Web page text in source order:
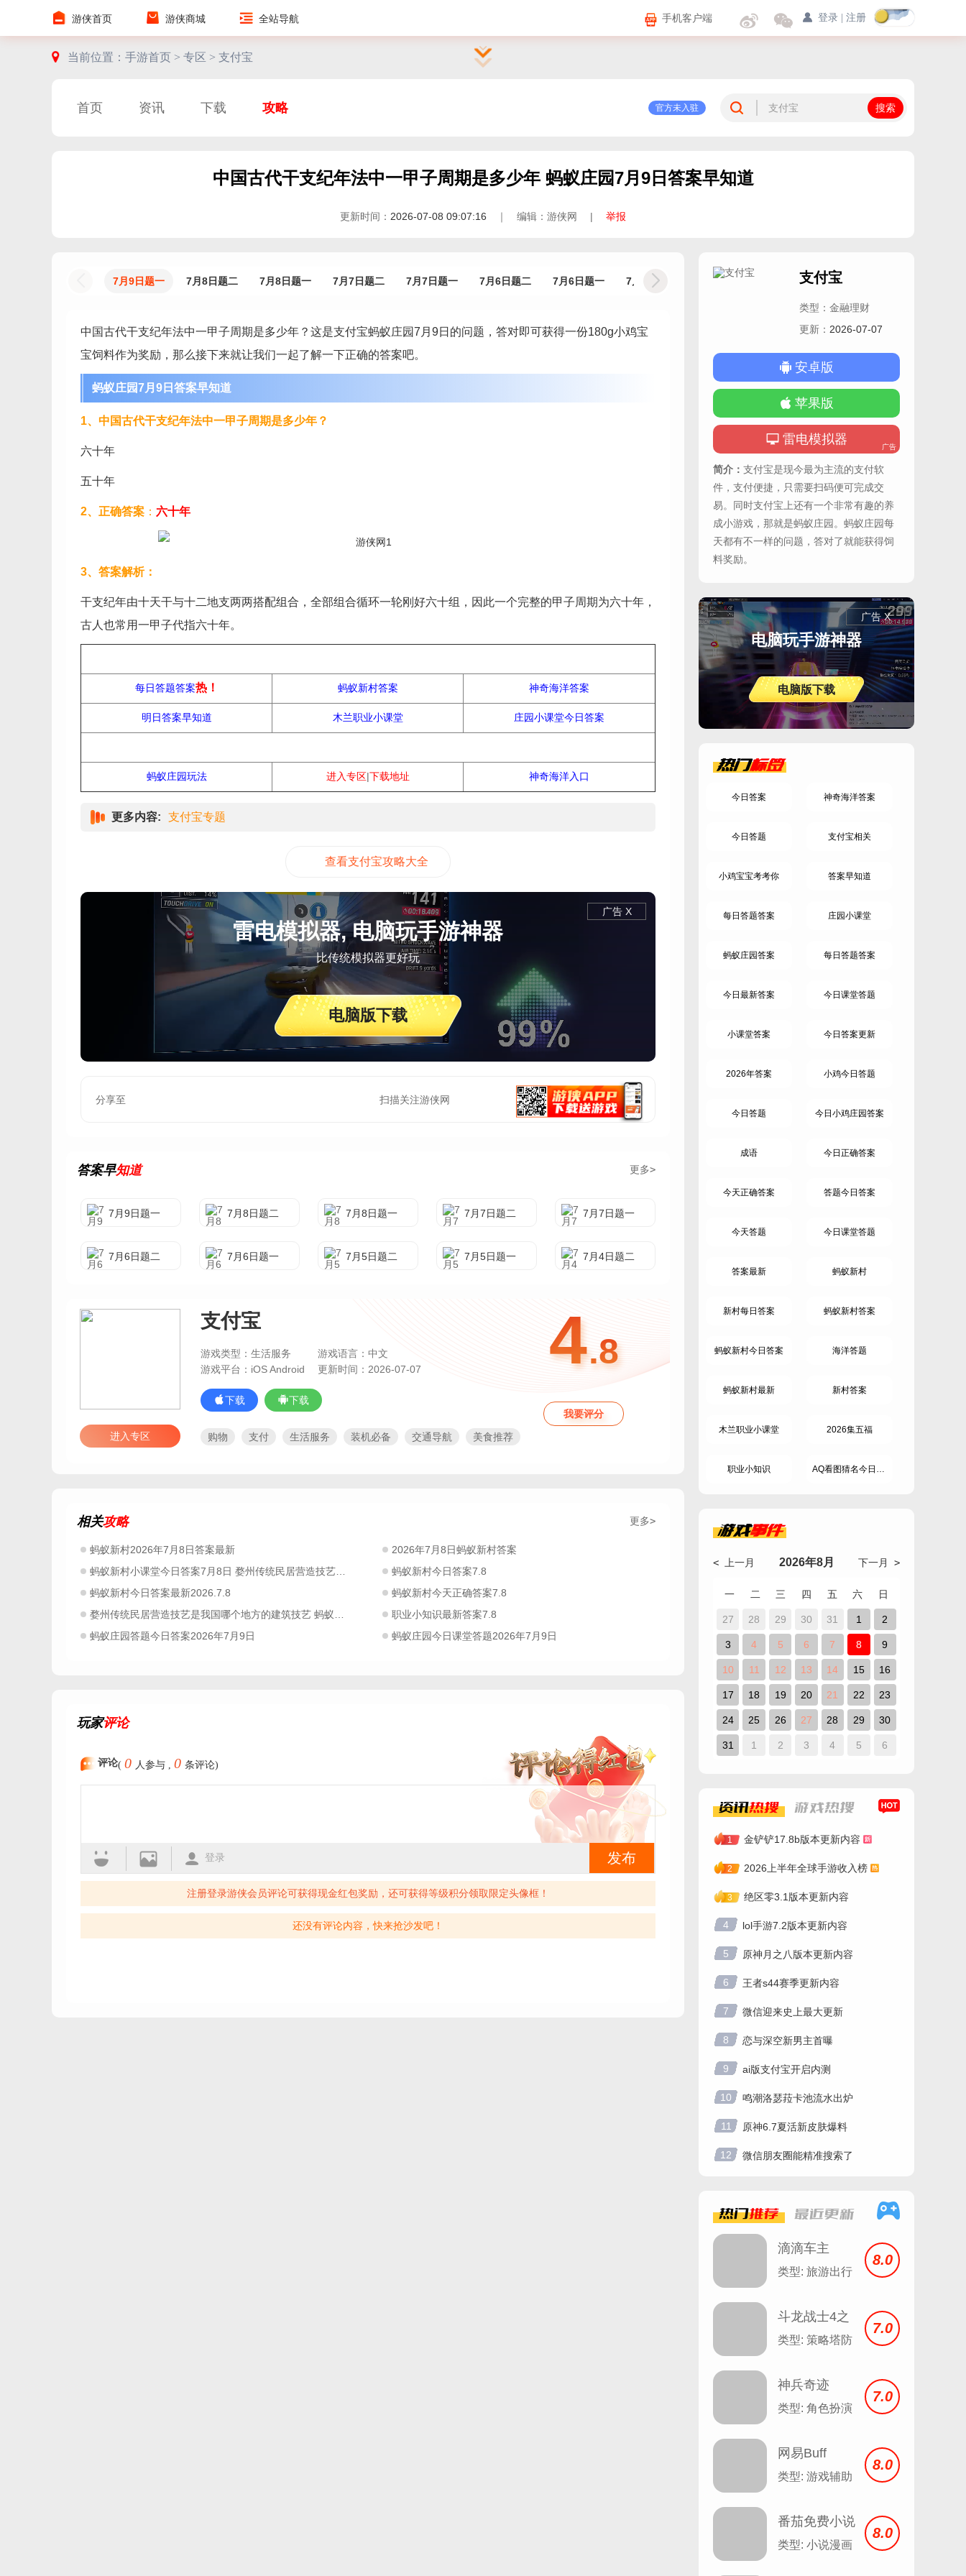
游侠首页 游侠商城 全站导航 登录 注册
手机客户端
当前位置： 手游首页 > 专区 > 支付宝
首页 资讯 下载 攻略 官方未入驻
中国古代干支纪年法中一甲子周期是多少年 蚂蚁庄园7月9日答案早知道
更新时间： 2026-07-08 09:07:16 ｜ 编辑：游侠网 | 举报
7月9日题一 7月8日题二 7月8日题一 7月7日题二 7月7日题一 7月6日题二 7月6日题一 7月5日题二 7月5日题一 7月4日题二
中国古代干支纪年法中一甲子周期是多少年？这是支付宝蚂蚁庄园7月9日的问题，答对即可获得一份180g小鸡宝
宝饲料作为奖励，那么接下来就让我们一起了解一下正确的答案吧。
蚂蚁庄园7月9日答案早知道
1、中国古代干支纪年法中一甲子周期是多少年？
六十年
五十年
2、正确答案 ： 六十年
3、答案解析：
干支纪年由十天干与十二地支两两搭配组合，全部组合循环一轮刚好六十组，因此一个完整的甲子周期为六十年，
古人也常用一甲子代指六十年。
每日答题答案热！ 蚂蚁新村答案 神奇海洋答案
明日答案早知道 木兰职业小课堂 庄园小课堂今日答案
蚂蚁庄园玩法 进入专区|下载地址 神奇海洋入口
更多内容: 支付宝专题
查看支付宝攻略大全
雷电模拟器, 电脑玩手游神器
比传统模拟器更好玩
电脑版下载
广告 X
分享至 扫描关注游侠网
答案早知道 更多>
7月9日题一 7月8日题二 7月8日题一 7月7日题二 7月7日题一
7月6日题二 7月6日题一 7月5日题二 7月5日题一 7月4日题二
支付宝
游戏类型：生活服务
游戏语言：中文
游戏平台：iOS Android
更新时间：2026-07-07
下载 下载
4.8
我要评分
进入专区
购物 支付 生活服务 装机必备 交通导航
美食推荐
摆地摊app
公益app
热门软件
点餐app
交电费app 2026春节抢红包
大学生必备软件app
开学必备软件清单
2026抢票app合集
假期2026app
支付宝下载安装免费2026最新版
巴士出行app
购物交易app
交互聊天app
相关攻略 更多>
蚂蚁新村2026年7月8日答案最新
2026年7月8日蚂蚁新村答案
蚂蚁新村小课堂今日答案7月8日 婺州传统民居营造技艺是我国哪个地方的建筑技艺
蚂蚁新村今日答案7.8
蚂蚁新村今日答案最新2026.7.8
蚂蚁新村今天正确答案7.8
婺州传统民居营造技艺是我国哪个地方的建筑技艺 蚂蚁新村今日答案2026.7.8
职业小知识最新答案7.8
蚂蚁庄园答题今日答案2026年7月9日
蚂蚁庄园今日课堂答题2026年7月9日
玩家评论
评论( 0 人参与 , 0 条评论)
登录 发布
注册登录游侠会员评论可获得现金红包奖励，还可获得等级积分领取限定头像框！
还没有评论内容，快来抢沙发吧！
支付宝
类型：金融理财
更新： 2026-07-07
安卓版
苹果版
雷电模拟器
广告
简介： 支付宝是现今最为主流的支付软
件，支付便捷，只需要扫码便可完成交
易。同时支付宝上还有一个非常有趣的养
成小游戏，那就是蚂蚁庄园。蚂蚁庄园每
天都有不一样的问题，答对了就能获得饲
料奖励。
电脑玩手游神器
电脑版下载
广告 X
热门标签
今日答案 神奇海洋答案
今日答题 支付宝相关
小鸡宝宝考考你 答案早知道
每日答题答案 庄园小课堂
蚂蚁庄园答案 每日答题答案
今日最新答案 今日课堂答题
小课堂答案 今日答案更新
2026年答案 小鸡今日答题
今日答题 今日小鸡庄园答案
成语 今日正确答案
今天正确答案 答题今日答案
今天答题 今日课堂答题
答案最新 蚂蚁新村
新村每日答案 蚂蚁新村答案
蚂蚁新村今日答案 海洋答题
蚂蚁新村最新 新村答案
木兰职业小课堂 2026集五福
职业小知识 AQ看图猜名今日答案
游戏事件
< 上一月 2026年8月 下一月 >
一 二 三 四 五 六 日
27 28 29 30 31 1 2
3 4 5 6 7 8 9
10 11 12 13 14 15 16
17 18 19 20 21 22 23
24 25 26 27 28 29 30
31 1 2 3 4 5 6
资讯热搜 游戏热搜
1 金铲铲17.8b版本更新内容
2 2026上半年全球手游收入榜
3 绝区零3.1版本更新内容
4 lol手游7.2版本更新内容
5 原神月之八版本更新内容
6 王者s44赛季更新内容
7 微信迎来史上最大更新
8 恋与深空新男主首曝
9 ai版支付宝开启内测
10 鸣潮洛瑟菈卡池流水出炉
11 原神6.7夏活新皮肤爆料
12 微信朋友圈能精准搜索了
热门推荐 最近更新
滴滴车主
8.1.12
类型: 旅游出行
8.0
斗龙战士4之
双龙核
类型: 策略塔防
7.0
神兵奇迹
类型: 角色扮演
7.0
网易Buff
类型: 游戏辅助
8.0
番茄免费小说
安卓
类型: 小说漫画
8.0